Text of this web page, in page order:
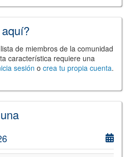
for interactive maps
contributors
de miembros de la comunidad
característica requiere una
sesión o crea tu propia cuenta.